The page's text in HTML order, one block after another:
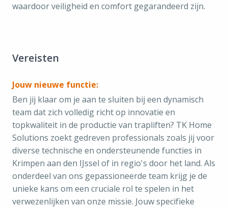
waardoor veiligheid en comfort gegarandeerd zijn.
Vereisten
Jouw nieuwe functie:
Ben jij klaar om je aan te sluiten bij een dynamisch
team dat zich volledig richt op innovatie en
topkwaliteit in de productie van trapliften? TK Home
Solutions zoekt gedreven professionals zoals jij voor
diverse technische en ondersteunende functies in
Krimpen aan den IJssel of in regio's door het land. Als
onderdeel van ons gepassioneerde team krijg je de
unieke kans om een cruciale rol te spelen in het
verwezenlijken van onze missie. Jouw specifieke